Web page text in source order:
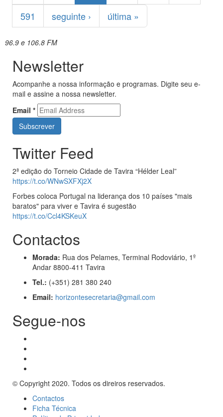
591
seguinte › última »
96.9 e 106.8 FM
Newsletter
Acompanhe a nossa informação e programas. Digite seu e-
mail e assine a nossa newsletter.
Email *
Twitter Feed
2ª edição do Torneio Cidade de Tavira “Hélder Leal”
https://t.co/WNwSXFXj2X
Forbes coloca Portugal na liderança dos 10 países "mais
baratos" para viver e Tavira é sugestão
https://t.co/Ccl4KSKeuX
Contactos
Morada: Rua dos Pelames, Terminal Rodoviário, 1º
Andar 8800-411 Tavira
Tel.: (+351) 281 380 240
Email: horizontesecretaria@gmail.com
Segue-nos
© Copyright 2020. Todos os direiros reservados.
Contactos
Ficha Técnica